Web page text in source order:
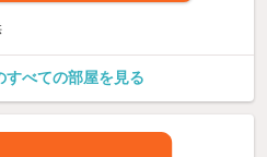
すべての部屋を見る